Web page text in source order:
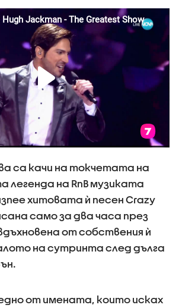
са качи на токчетата на
легенда на RnB музиката
хитовата ѝ песен Crazy
само за два часа през
от собствения ѝ
на сутринта след дълга
от имената, които исках